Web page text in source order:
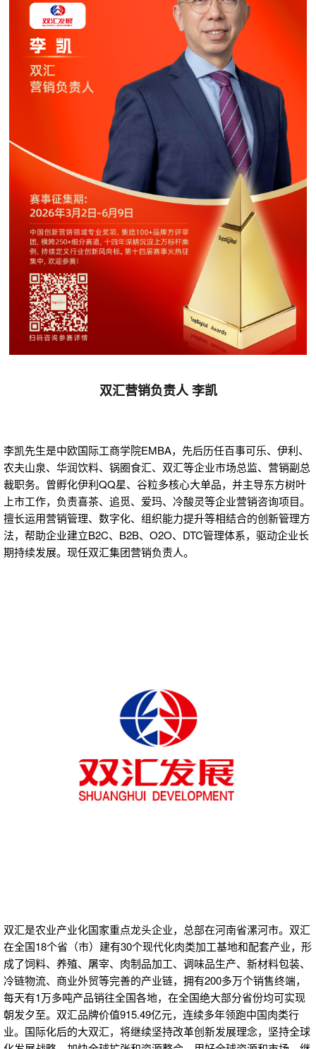
双汇营销负责人 李凯
李凯先生是中欧国际工商学院EMBA，先后历任百事可乐、伊利、
农夫山泉、华润饮料、锅圈食汇、双汇等企业市场总监、营销副总
裁职务。曾孵化伊利QQ星、谷粒多核心大单品，并主导东方树叶
上市工作，负责喜茶、追觅、爱玛、冷酸灵等企业营销咨询项目。
擅长运用营销管理、数字化、组织能力提升等相结合的创新管理方
法，帮助企业建立B2C、B2B、O2O、DTC管理体系，驱动企业长
期持续发展。现任双汇集团营销负责人。
双汇是农业产业化国家重点龙头企业，总部在河南省漯河市。双汇
在全国18个省（市）建有30个现代化肉类加工基地和配套产业，形
成了饲料、养殖、屠宰、肉制品加工、调味品生产、新材料包装、
冷链物流、商业外贸等完善的产业链，拥有200多万个销售终端，
每天有1万多吨产品销往全国各地，在全国绝大部分省份均可实现
朝发夕至。双汇品牌价值915.49亿元，连续多年领跑中国肉类行
业。国际化后的大双汇，将继续坚持改革创新发展理念，坚持全球